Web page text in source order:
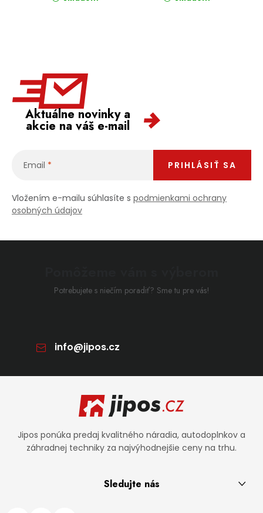
Aktuálne novinky a
akcie na váš e-mail
Email
Vložením e-mailu súhlasíte s podmienkami ochrany
osobných údajov
PRIHLÁSIŤ SA
Potrebujete s niečím poradiť? Sme tu pre vás!
info@jipos.cz
Jipos ponúka predaj kvalitného náradia, autodoplnkov a
záhradnej techniky za najvýhodnejšie ceny na trhu.
Sledujte nás